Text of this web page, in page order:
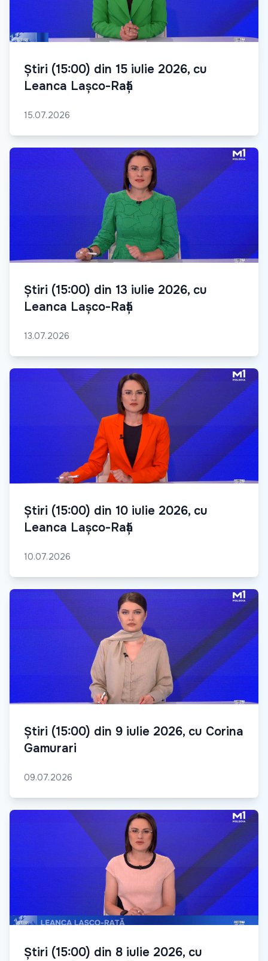
Știri (15:00) din 15 iulie 2026, cu
Leanca Lașco-Rață
15.07.2026
Știri (15:00) din 13 iulie 2026, cu
Leanca Lașco-Rață
13.07.2026
Știri (15:00) din 10 iulie 2026, cu
Leanca Lașco-Rață
10.07.2026
Știri (15:00) din 9 iulie 2026, cu Corina
Gamurari
09.07.2026
Știri (15:00) din 8 iulie 2026, cu